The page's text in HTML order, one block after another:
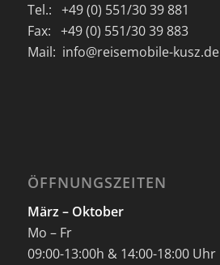
Tel.: +49 (0) 551/30 39 881
Fax: +49 (0) 551/30 39 883
Mail: info@reisemobile-kusz.de
ÖFFNUNGSZEITEN
März – Oktober
Mo – Fr
09:00-13:00h & 14:00-18:00 Uhr